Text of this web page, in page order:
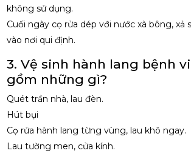
không sử dụng.
Cuối ngày cọ rửa dép với nước xà bông, xả
vào nơi qui định.
3. Vệ sinh hành lang bệnh
gồm những gì?
Quét trần nhà, lau đèn.
Hút bụi
Cọ rửa hành lang từng vùng, lau khô ngay.
Lau tường men, cửa kính.